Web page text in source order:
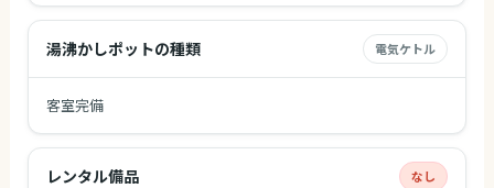
湯沸かしポットの種類 電気ケトル
客室完備
レンタル備品 なし